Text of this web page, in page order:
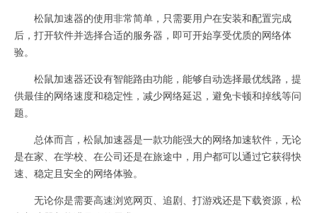
松鼠加速器的使用非常简单，只需要用户在安装和配置完成
后，打开软件并选择合适的服务器，即可开始享受优质的网络体
验。
松鼠加速器还设有智能路由功能，能够自动选择最优线路，提
供最佳的网络速度和稳定性，减少网络延迟，避免卡顿和掉线等问
题。
总体而言，松鼠加速器是一款功能强大的网络加速软件，无论
是在家、在学校、在公司还是在旅途中，用户都可以通过它获得快
速、稳定且安全的网络体验。
无论你是需要高速浏览网页、追剧、打游戏还是下载资源，松